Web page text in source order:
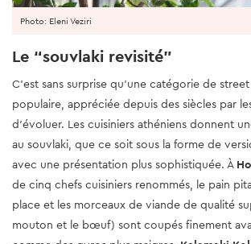
Photo: Eleni Veziri
Le “souvlaki revisité”
C’est sans surprise qu’une catégorie de
populaire, appréciée depuis des siècles par
d’évoluer. Les cuisiniers athéniens donnent
au souvlaki, que ce soit sous la forme de
avec une présentation plus sophistiquée. À
de cinq chefs cuisiniers renommés, le pain
place et les morceaux de viande de qualité
mouton et le bœuf) sont coupés finement